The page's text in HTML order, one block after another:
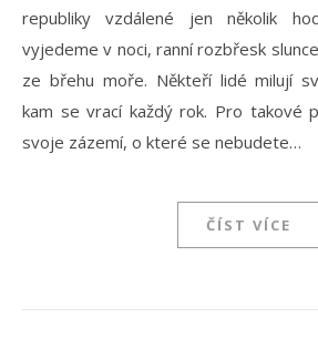
republiky vzdálené jen několik
vyjedeme v noci, ranní rozbřesk
ze břehu moře. Někteří lidé milují
kam se vrací každý rok. Pro takové
svoje zázemí, o které se nebudete…
ČÍST VÍCE